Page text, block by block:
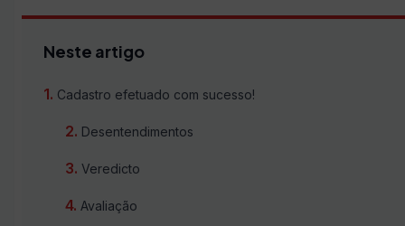
Neste artigo
Cadastro efetuado com sucesso!
Desentendimentos
Veredicto
Avaliação